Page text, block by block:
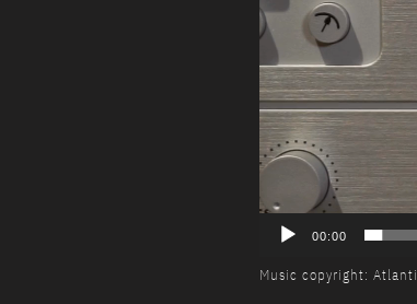
00:00
Music copyright: